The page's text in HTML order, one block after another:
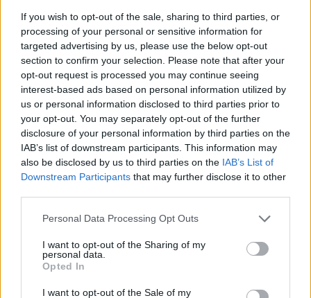
If you wish to opt-out of the sale, sharing to third parties, or
processing of your personal or sensitive information for
targeted advertising by us, please use the below opt-out
section to confirm your selection. Please note that after your
opt-out request is processed you may continue seeing
interest-based ads based on personal information utilized by
us or personal information disclosed to third parties prior to
your opt-out. You may separately opt-out of the further
disclosure of your personal information by third parties on the
IAB’s list of downstream participants. This information may
also be disclosed by us to third parties on the IAB’s List of
Downstream Participants that may further disclose it to other
Please note that this website/app uses one or more Google
not limited to your visit or usage behaviour. You may click to
grant or deny consent to Google and its third-party tags to
use your data for below specified purposes in below Google
consent section.
Personal Data Processing Opt Outs
I want to opt-out of the Sharing of my
personal data.
Opted In
I want to opt-out of the Sale of my
Guía para delegar tareas y evitar la
sobrecarga emocional
El cuidado de otros puede convertirse en una…
SALUD Y BIENESTAR